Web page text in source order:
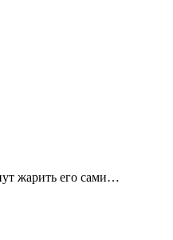
жарить его сами…